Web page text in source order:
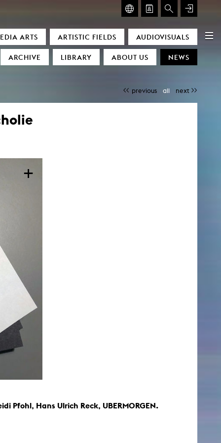
ARTS ARTISTIC FIELDS AUDIOVISUALS
ARCHIVE LIBRARY ABOUT US NEWS
previous all next
+
Pfohl, Hans Ulrich Reck, UBERMORGEN.
Glasmoog – Room for Art & Discourse